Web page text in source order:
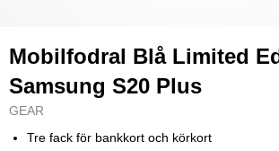
Mobilfodral Blå Limited
Samsung S20 Plus
GEAR
Tre fack för bankkort och körkort